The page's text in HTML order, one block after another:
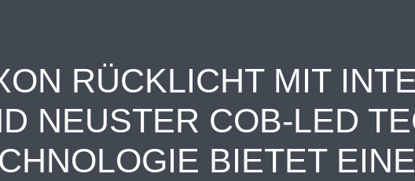
RÜCKLICHT MIT
NEUSTER COB-LED
BIETET